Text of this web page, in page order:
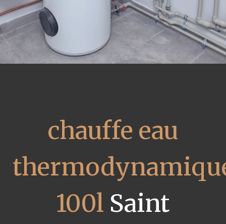
chauffe eau
100l Saint